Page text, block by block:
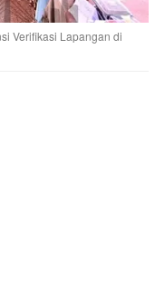
Verifikasi Lapangan di